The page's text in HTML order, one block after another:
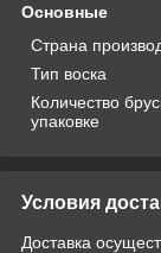
Основные
Страна
Тип воска
Количество
упаковке
Условия
Доставка